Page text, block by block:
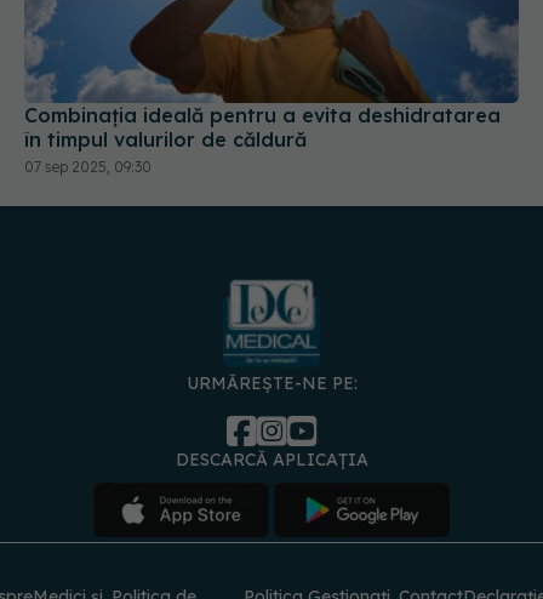
Combinația ideală pentru a evita deshidratarea
în timpul valurilor de căldură
07 sep 2025, 09:30
URMĂREȘTE-NE PE:
DESCARCĂ APLICAȚIA
Medici și Politica de Politica Gestionați Contact